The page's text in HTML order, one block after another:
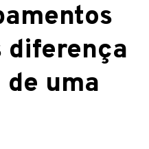
diferença
uma